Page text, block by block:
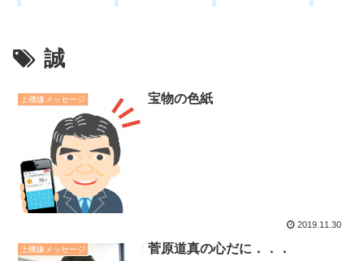
誠
上機嫌メッセージ 宝物の色紙
2019.11.30
上機嫌メッセージ 菅原道真の心だに．．．